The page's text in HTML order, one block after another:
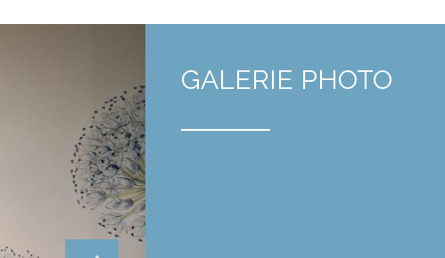
GALERIE PHOTO